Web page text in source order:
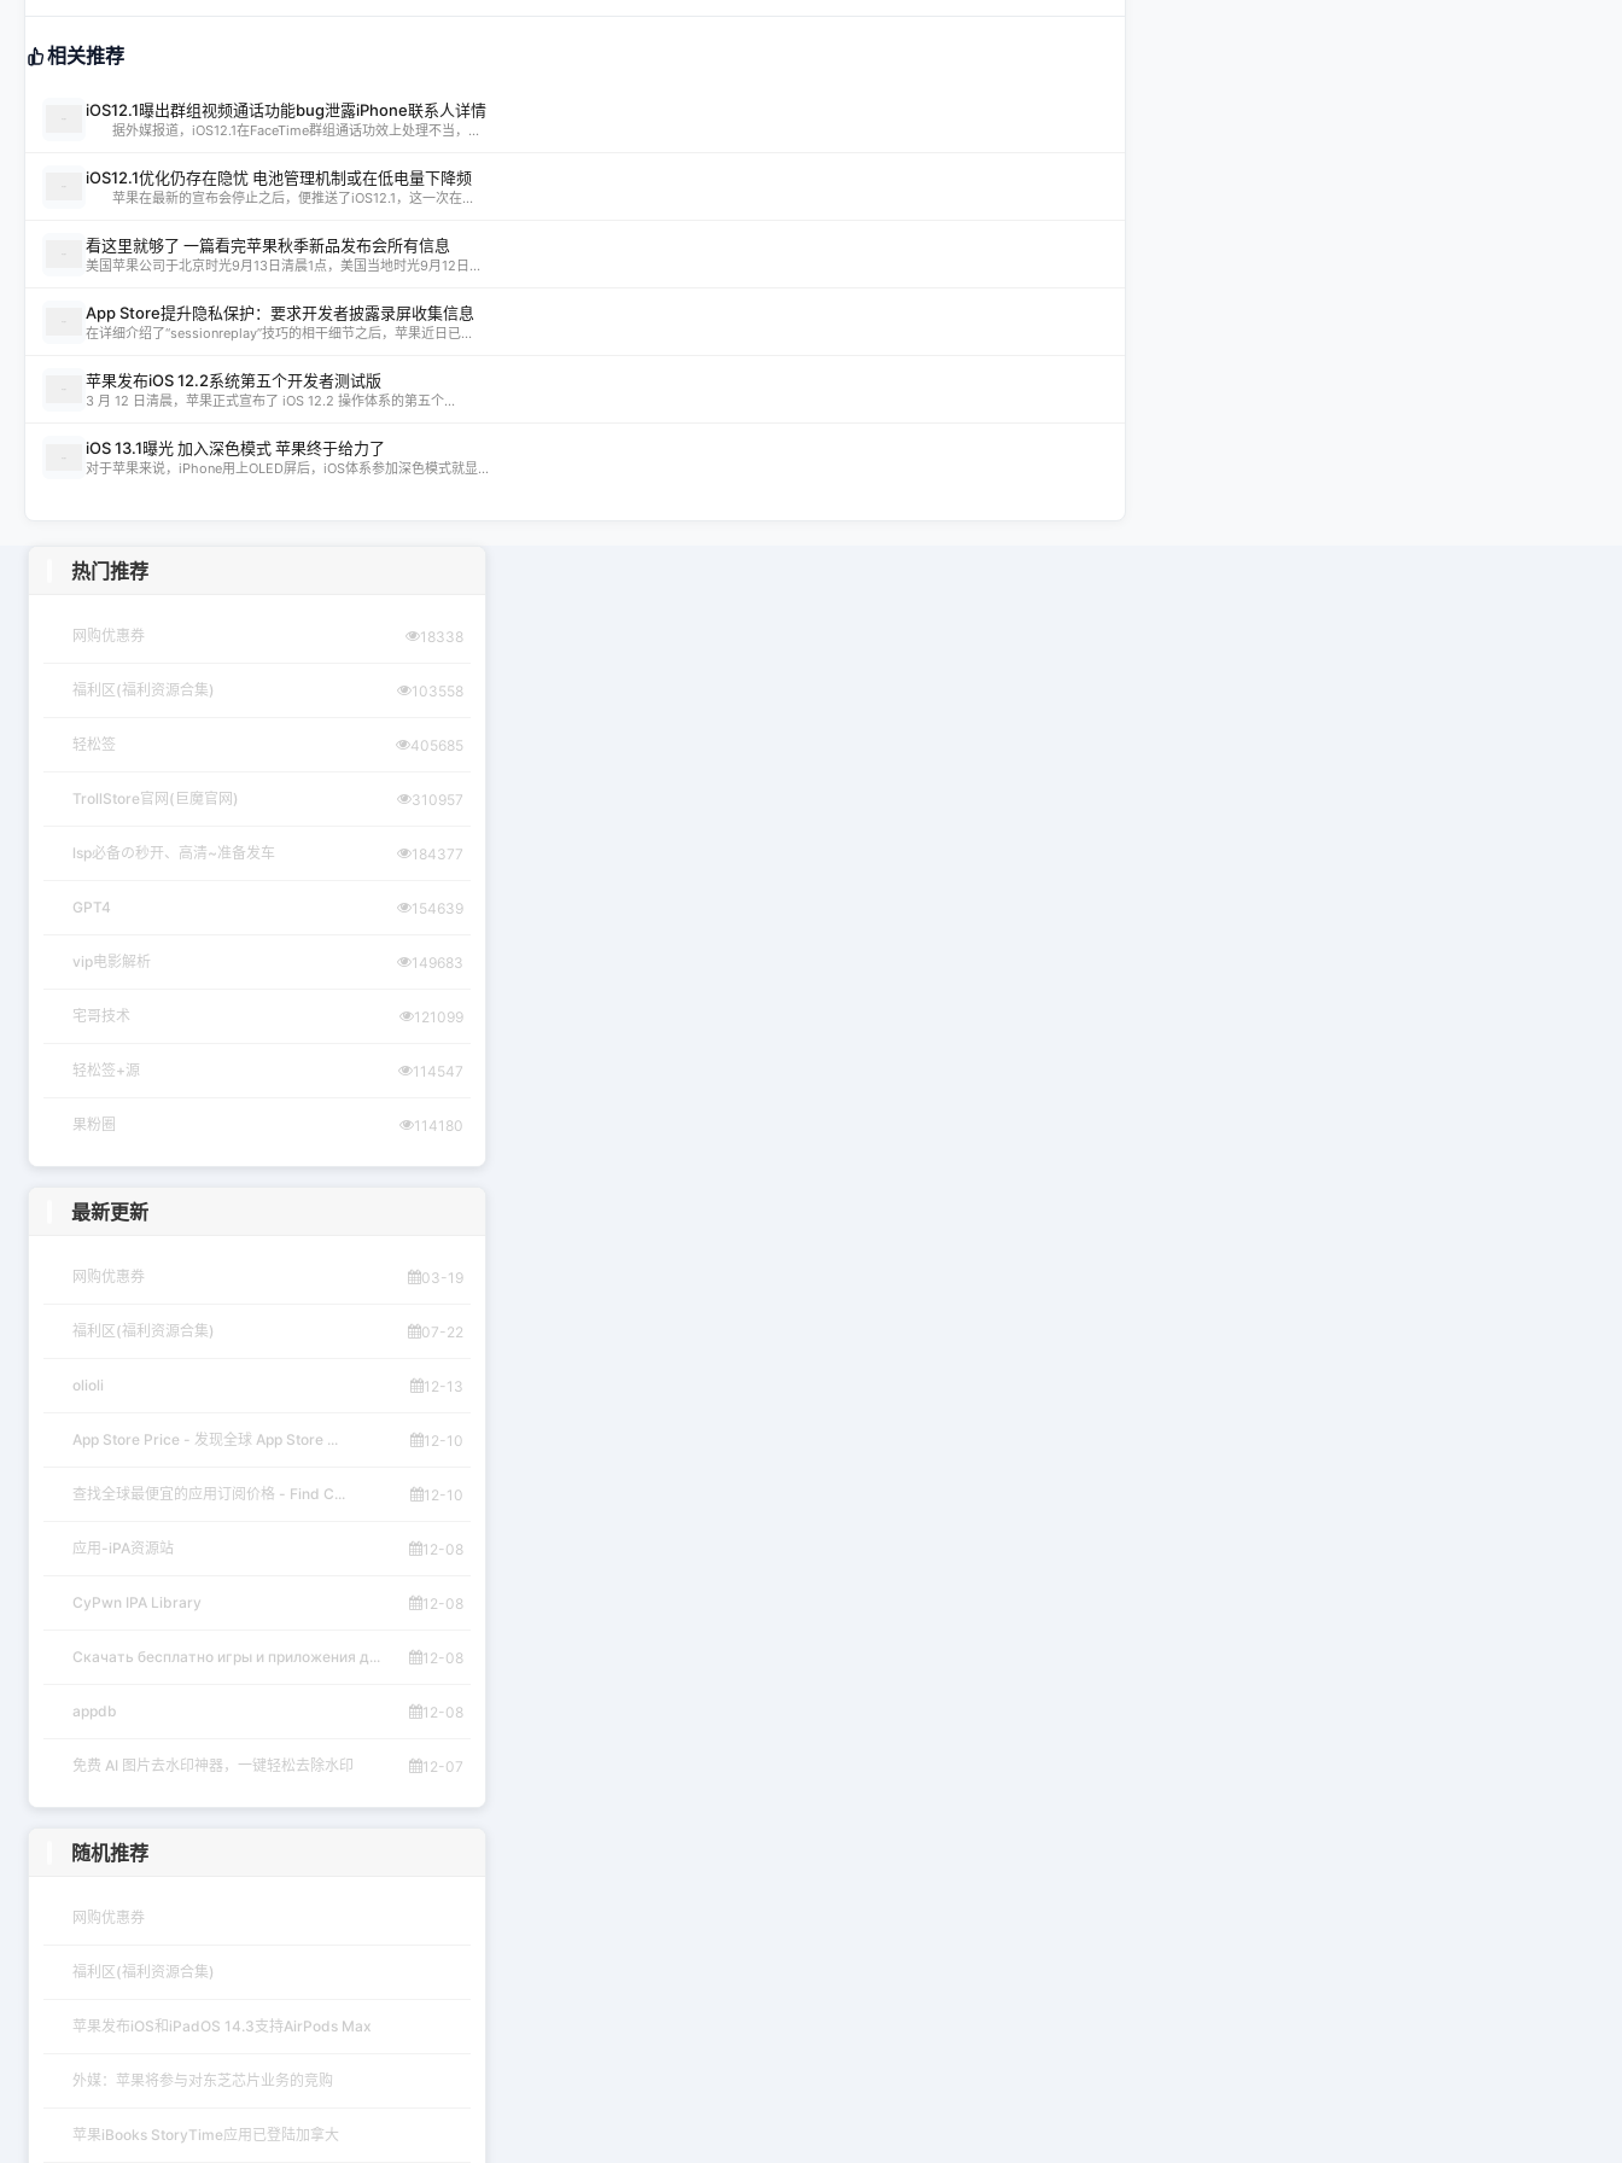
相关推荐
iOS12.1曝出群组视频通话功能bug泄露iPhone联系人详情
据外媒报道，iOS12.1在FaceTime群组通话功效上处理不当，...
iOS12.1优化仍存在隐忧 电池管理机制或在低电量下降频
苹果在最新的宣布会停止之后，便推送了iOS12.1，这一次在...
看这里就够了 一篇看完苹果秋季新品发布会所有信息
美国苹果公司于北京时光9月13日清晨1点，美国当地时光9月12日...
App Store提升隐私保护：要求开发者披露录屏收集信息
在详细介绍了“sessionreplay”技巧的相干细节之后，苹果近日已...
苹果发布iOS 12.2系统第五个开发者测试版
3 月 12 日清晨，苹果正式宣布了 iOS 12.2 操作体系的第五个...
iOS 13.1曝光 加入深色模式 苹果终于给力了
对于苹果来说，iPhone用上OLED屏后，iOS体系参加深色模式就显...
热门推荐
网购优惠券 18338
福利区(福利资源合集) 103558
轻松签 405685
TrollStore官网(巨魔官网) 310957
lsp必备の秒开、高清~准备发车 184377
GPT4 154639
vip电影解析 149683
宅哥技术 121099
轻松签+源 114547
果粉圈 114180
最新更新
网购优惠券 03-19
福利区(福利资源合集) 07-22
olioli 12-13
App Store Price - 发现全球 App Store ... 12-10
查找全球最便宜的应用订阅价格 - Find C... 12-10
应用-iPA资源站 12-08
CyPwn IPA Library 12-08
Скачать бесплатно игры и приложения д... 12-08
appdb 12-08
免费 AI 图片去水印神器，一键轻松去除水印 12-07
随机推荐
网购优惠券
福利区(福利资源合集)
苹果发布iOS和iPadOS 14.3支持AirPods Max
外媒：苹果将参与对东芝芯片业务的竞购
苹果iBooks StoryTime应用已登陆加拿大